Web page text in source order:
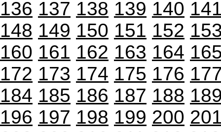
136 137 138 139 140
148 149 150 151 152
160 161 162 163 164
172 173 174 175 176
184 185 186 187 188
196 197 198 199 200